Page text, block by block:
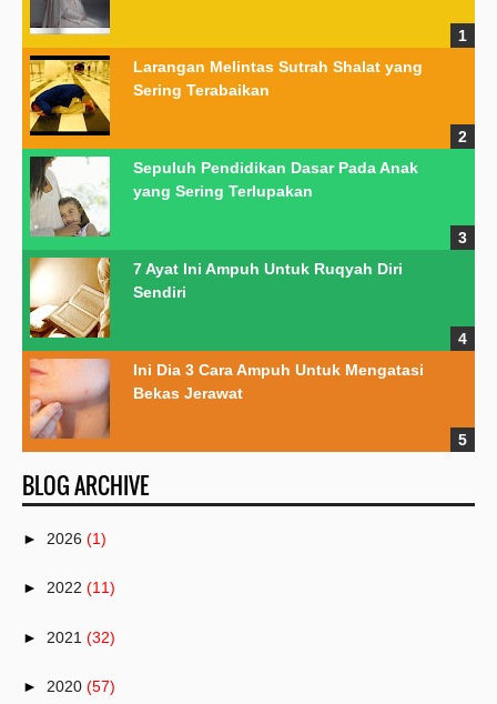
Larangan Melintas Sutrah Shalat yang
Sering Terabaikan
Sepuluh Pendidikan Dasar Pada Anak
yang Sering Terlupakan
7 Ayat Ini Ampuh Untuk Ruqyah Diri
Sendiri
Ini Dia 3 Cara Ampuh Untuk Mengatasi
Bekas Jerawat
BLOG ARCHIVE
► 2026 (1)
► 2022 (11)
► 2021 (32)
► 2020 (57)